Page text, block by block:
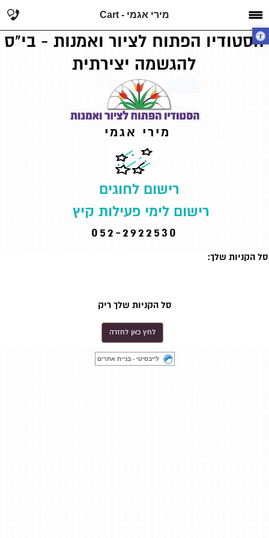
מירי אגמי - Cart
מירי אגמי
052-2922530
הסטודיו הפתוח לציור ואמנות - בי"ס
להגשמה יצירתית
רישום לחוגים
רישום לימי פעילות קיץ
סל הקניות שלך:
סל הקניות שלך ריק
לחץ כאן לחזרה
לייבסיטי - בניית אתרים